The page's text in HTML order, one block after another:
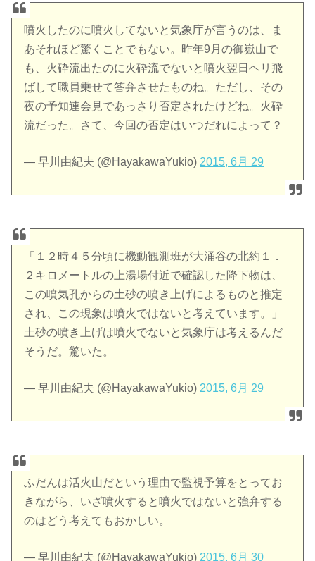
噴火したのに噴火してないと気象庁が言うのは、ま
あそれほど驚くことでもない。昨年9月の御嶽山で
も、火砕流出たのに火砕流でないと噴火翌日ヘリ飛
ばして職員乗せて答弁させたものね。ただし、その
夜の予知連会見であっさり否定されたけどね。火砕
流だった。さて、今回の否定はいつだれによって？
— 早川由紀夫 (@HayakawaYukio) 2015, 6月 29
「１２時４５分頃に機動観測班が大涌谷の北約１．
２キロメートルの上湯場付近で確認した降下物は、
この噴気孔からの土砂の噴き上げによるものと推定
され、この現象は噴火ではないと考えています。」
土砂の噴き上げは噴火でないと気象庁は考えるんだ
そうだ。驚いた。
— 早川由紀夫 (@HayakawaYukio) 2015, 6月 29
ふだんは活火山だという理由で監視予算をとってお
きながら、いざ噴火すると噴火ではないと強弁する
のはどう考えてもおかしい。
— 早川由紀夫 (@HayakawaYukio) 2015, 6月 30